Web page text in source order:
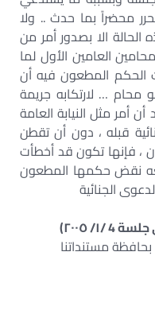
محضراً بما حدث .. ولا
الحالة الا بصدور أمر من
العامين الأول لما
الحكم المطعون فيه أن
… لارتكابه جريمة
أن أمر مثل النيابة العامة
قبله ، دون أن تقطن
، فإنها تكون قد أخطأت
نقض حكمها المطعون
الجنائية
مستنداتنا